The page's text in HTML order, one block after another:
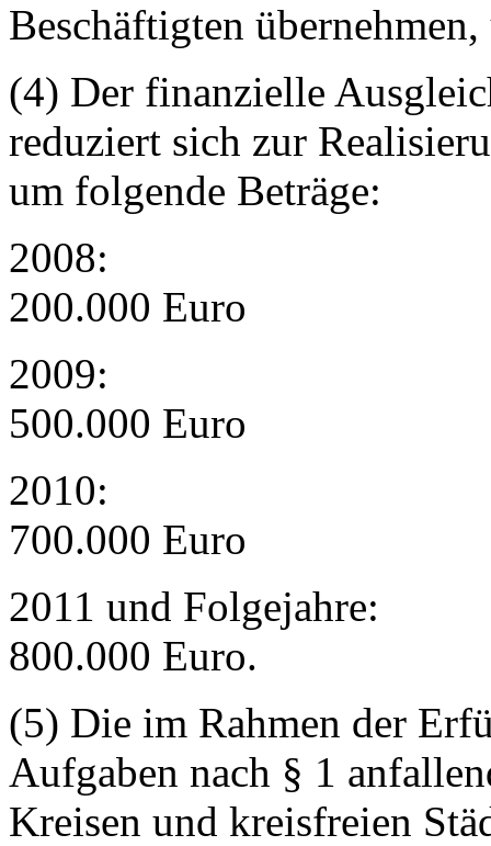
Beschäftigten
(4) Der finanzielle
reduziert sich zur
um folgende Beträge:
2008:
200.000 Euro
2009:
500.000 Euro
2010:
700.000 Euro
2011 und Folgejahre:
800.000 Euro.
(5) Die im Rahmen der
Aufgaben nach § 1
Kreisen und kreisfreien